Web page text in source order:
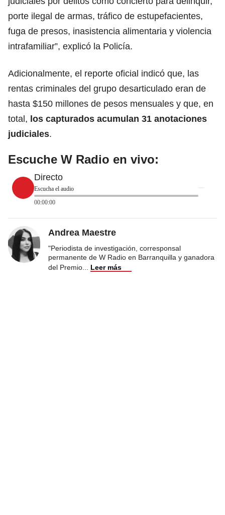
porte ilegal de armas, tráfico de estupefacientes,
fuga de presos, inasistencia alimentaria y violencia
intrafamiliar”, explicó la Policía.
Adicionalmente, el reporte oficial indicó que, las
rentas criminales del grupo desarticulado eran de
hasta $150 millones de pesos mensuales y que, en
total, los capturados acumulan 31 anotaciones
judiciales.
Escuche W Radio en vivo:
Directo
Escucha el audio
00:00:00
Andrea Maestre
"Periodista de investigación, corresponsal
permanente de W Radio en Barranquilla y ganadora
del Premio
Leer más